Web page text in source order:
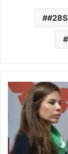
#28S
Su
Cuerpo,
Territorio:
Movimiento
Ciudadano
Impulsa